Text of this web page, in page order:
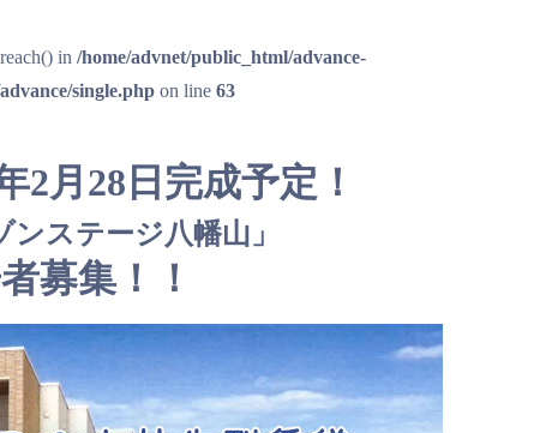
in /home/advnet/public_html/advance-
single.php on line 63
月28日完成予定！
ステージ八幡山」
募集！！